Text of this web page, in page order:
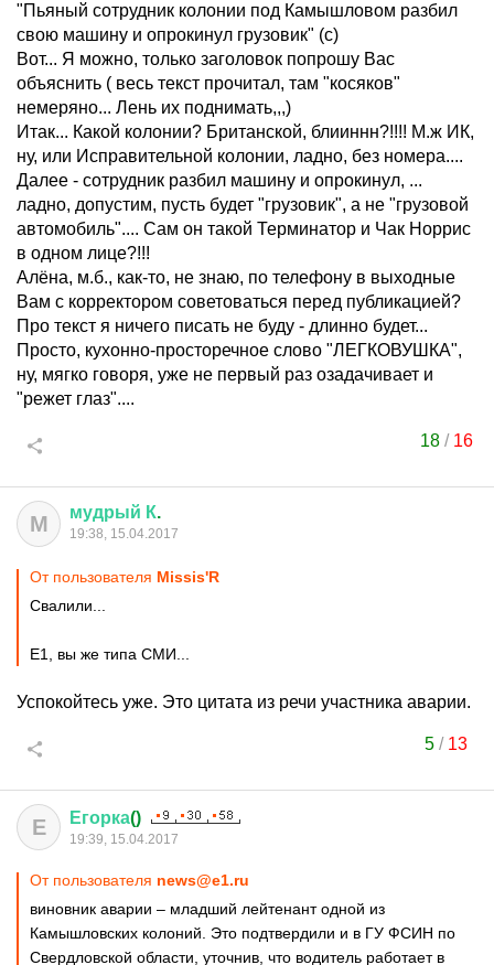
"Пьяный сотрудник колонии под Камышловом разбил
свою машину и опрокинул грузовик" (с)
Вот... Я можно, только заголовок попрошу Вас
объяснить ( весь текст прочитал, там "косяков"
немеряно... Лень их поднимать,,,)
Итак... Какой колонии? Британской, блииннн?!!!! М.ж ИК,
ну, или Исправительной колонии, ладно, без номера....
Далее - сотрудник разбил машину и опрокинул, ...
ладно, допустим, пусть будет "грузовик", а не "грузовой
автомобиль".... Сам он такой Терминатор и Чак Норрис
в одном лице?!!!
Алёна, м.б., как-то, не знаю, по телефону в выходные
Вам с корректором советоваться перед публикацией?
Про текст я ничего писать не буду - длинно будет...
Просто, кухонно-просторечное слово "ЛЕГКОВУШКА",
ну, мягко говоря, уже не первый раз озадачивает и
"режет глаз"....
18/ 16
М мудрый К.
19:38, 15.04.2017
От пользователя Missis'R
Свалили...
Е1, вы же типа СМИ...
Успокойтесь уже. Это цитата из речи участника аварии.
5 / 13
Е Егорка()
19:39, 15.04.2017
От пользователя news@e1.ru
виновник аварии – младший лейтенант одной из
Камышловских колоний. Это подтвердили и в ГУ ФСИН по
Свердловской области, уточнив, что водитель работает в